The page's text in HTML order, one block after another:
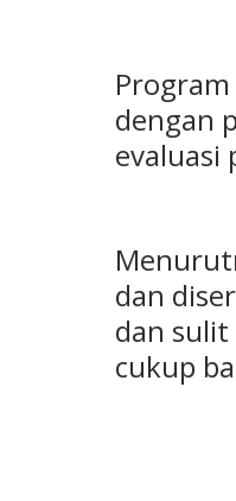
dengan
evaluasi
dan
dan
cukup